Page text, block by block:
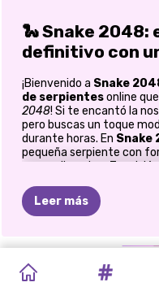
🐍 Snake 2048:
definitivo con
¡Bienvenido a Snake
de serpientesonline
2048! Si te encantó la
pero buscas un toque
durante horas. En Snake
pequeña serpiente con
arena vibrante. ¿Tu
peligrosas. Cada vez que
número, se fusiona para
🎮 Cómo jugar
Leer más
APRENDE
MATEMÁTICOS
FUSIÓN
BRAINROT:
BASTANTE
ORDENADO
MODA
DOODLE